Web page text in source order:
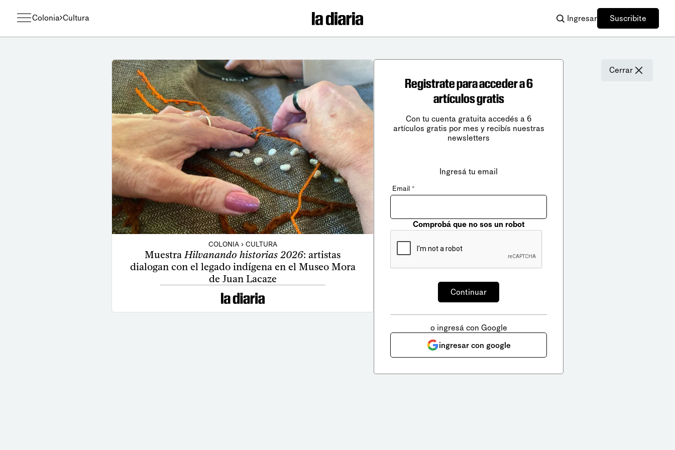
Colonia Cultura Ingresar Suscribite
COLONIA › CULTURA
MuestraHilvanando historias 2026: artistas
dialogan con el legado indígena en el Museo Mora
de Juan Lacaze
Cerrar
Registrate para acceder a 6
artículos gratis
Con tu cuenta gratuita accedés a 6
artículos gratis por mes y recibís nuestras
newsletters
Ingresá tu email
Email *
Comprobá que no sos un robot
o ingresá con Google
ingresar con google